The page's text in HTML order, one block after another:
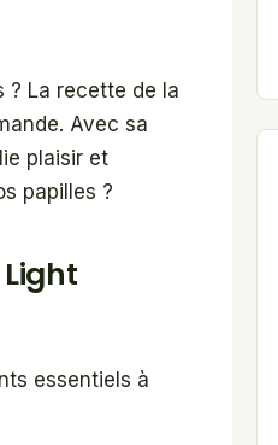
? La recette de la
Avec sa
plaisir et
papilles ?
essentiels à